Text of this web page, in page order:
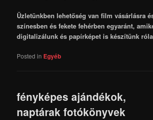
Üzletünkben lehetőség van film vásárlásra
színesben és fekete fehérben egyaránt,
digitalizálunk és papírképet is készítünk
Posted in Egyéb
fényképes ajándékok,
naptárak fotókönyvek